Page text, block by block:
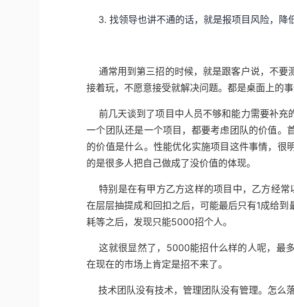
找领导也讲不通的话，就是报项目风险，降
通常用到第三招的时候，就是跟客户说，不要
接着玩，不愿意接受就解决问题。都是桌面上的事
前几天谈到了项目中人员不够和能力需要补充
一个团队还是一个项目，都要考虑团队的价值。
的价值是什么。性能优化实施项目这件事情，很
的是很多人把自己做成了没价值的体现。
特别是在有甲方乙方这样的项目中，乙方经常
在层层抽提成和回扣之后，可能最后只有1成给
耗等之后，发现只能5000招个人。
这就很显然了，5000能招什么样的人呢，最
在现在的市场上肯定是招不来了。
技术团队没有技术，管理团队没有管理。怎么落